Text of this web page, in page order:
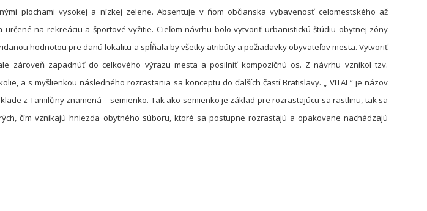
plochami vysokej a nízkej zelene. Absentuje v ňom občianska vybavenosť celomestského až
na rekreáciu a športové vyžitie. Cieľom návrhu bolo vytvoriť urbanistickú štúdiu obytnej zóny
hodnotou pre danú lokalitu a spĺňala by všetky atribúty a požiadavky obyvateľov mesta. Vytvoriť
zároveň zapadnúť do celkového výrazu mesta a posilniť kompozičnú os. Z návrhu vznikol tzv.
a s myšlienkou následného rozrastania sa konceptu do ďalších častí Bratislavy. „ VITAI “ je názov
z Tamilčiny znamená – semienko. Tak ako semienko je základ pre rozrastajúcu sa rastlinu, tak sa
čím vznikajú hniezda obytného súboru, ktoré sa postupne rozrastajú a opakovane nachádzajú